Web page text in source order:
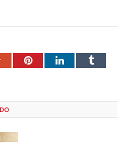
Google+PinterestLinkedInTumblr